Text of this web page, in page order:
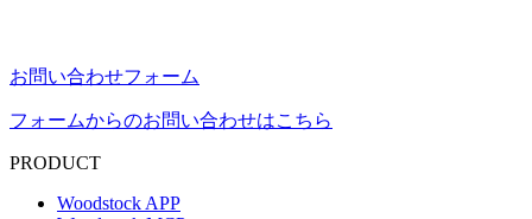
お問い合わせフォーム
フォームからのお問い合わせはこちら
PRODUCT
Woodstock APP